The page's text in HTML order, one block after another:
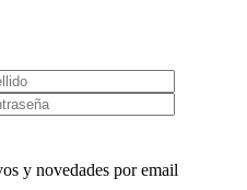
y novedades por email